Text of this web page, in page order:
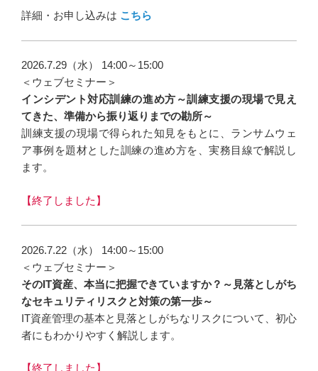
詳細・お申し込みは こちら
2026.7.29（水） 14:00～15:00
＜ウェブセミナー＞
インシデント対応訓練の進め方～訓練支援の現場で見え
てきた、準備から振り返りまでの勘所～
訓練支援の現場で得られた知見をもとに、ランサムウェ
ア事例を題材とした訓練の進め方を、実務目線で解説し
ます。
【終了しました】
2026.7.22（水） 14:00～15:00
＜ウェブセミナー＞
そのIT資産、本当に把握できていますか？～見落としがち
なセキュリティリスクと対策の第一歩～
IT資産管理の基本と見落としがちなリスクについて、初心
者にもわかりやすく解説します。
【終了しました】